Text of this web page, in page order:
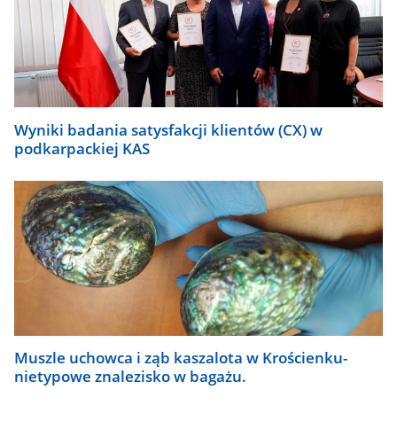
Wyniki badania satysfakcji klientów (CX) w
podkarpackiej KAS
Muszle uchowca i ząb kaszalota w Krościenku-
nietypowe znalezisko w bagażu.